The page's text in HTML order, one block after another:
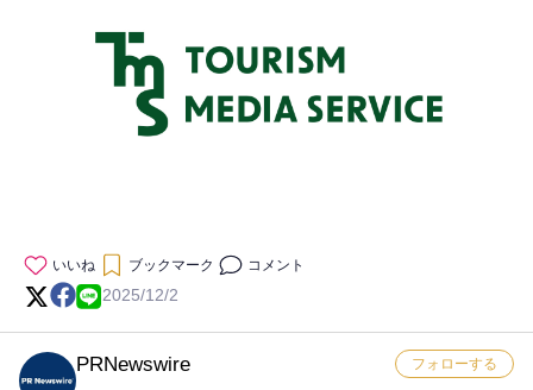
いいね ブックマーク コメント
2025/12/2
PRNewswire フォローする